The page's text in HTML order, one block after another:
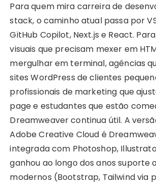
Para quem mira carreira de
stack, o caminho atual passa por
GitHub Copilot, Next.js e React.
visuais que precisam mexer em
mergulhar em terminal, agências
sites WordPress de clientes
profissionais de marketing que
page e estudantes que estão
Dreamweaver continua útil. A
Adobe Creative Cloud é
integrada com Photoshop,
ganhou ao longo dos anos suporte
modernos (Bootstrap, Tailwind via